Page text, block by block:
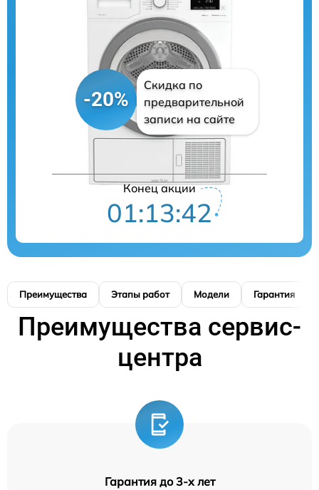
-20%
Скидка по
предварительной
записи на сайте
Конец акции
01:13:41
Преимущества Этапы работ Модели Гарантия
Преимущества сервис-
центра
Гарантия до 3-х лет